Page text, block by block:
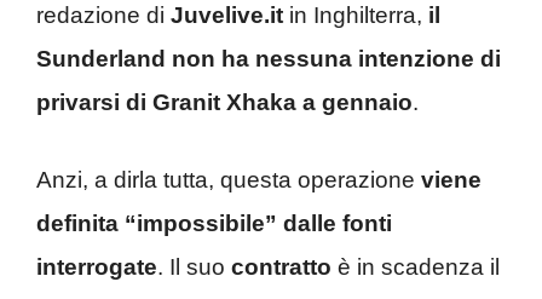
redazione di Juvelive.it in Inghilterra, il
Sunderland non ha nessuna intenzione di
privarsi di Granit Xhaka a gennaio.
Anzi, a dirla tutta, questa operazione viene
definita “impossibile” dalle fonti
interrogate. Il suo contratto è in scadenza il